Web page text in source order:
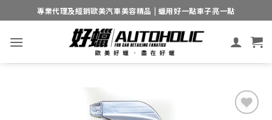
to
content
專業代理及經銷歐美汽車美容精品 | 蠟用好一點車子亮一點